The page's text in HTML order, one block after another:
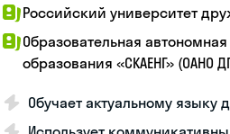
Российский университет
Образовательная
образования «СКАЕНГ» (ОАНО
Обучает актуальному языку